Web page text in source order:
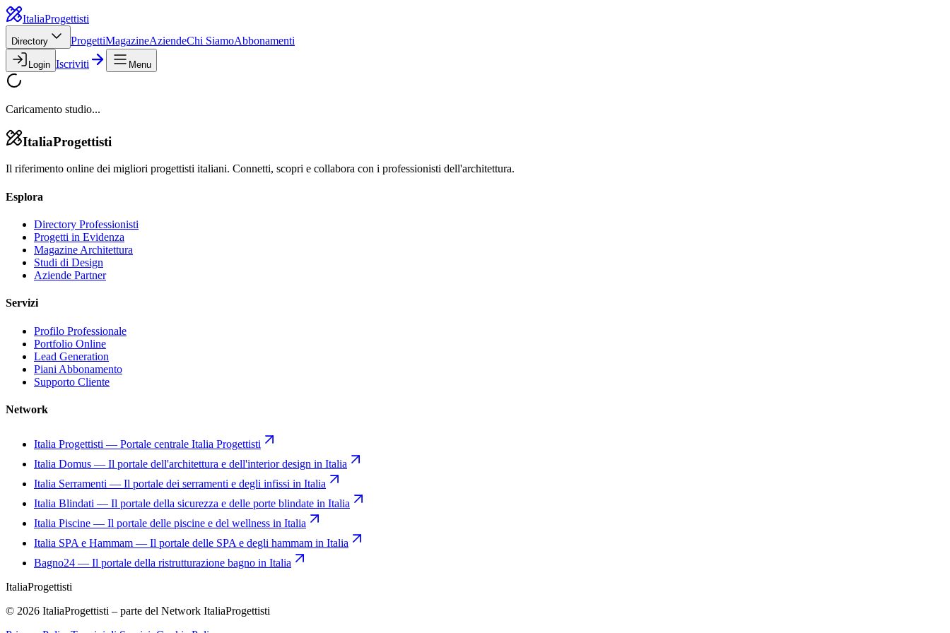
ItaliaProgettisti
Directory ProgettiMagazineAziendeChi SiamoAbbonamenti
Login Iscriviti Menu
Caricamento studio...
ItaliaProgettisti
Il riferimento online dei migliori progettisti italiani. Connetti, scopri e collabora con i professionisti dell'architettura.
Esplora
Directory Professionisti
Progetti in Evidenza
Magazine Architettura
Studi di Design
Aziende Partner
Servizi
Profilo Professionale
Portfolio Online
Lead Generation
Piani Abbonamento
Supporto Cliente
Network
Italia Progettisti — Portale centrale Italia Progettisti
Italia Domus — Il portale dell'architettura e dell'interior design in Italia
Italia Serramenti — Il portale dei serramenti e degli infissi in Italia
Italia Blindati — Il portale della sicurezza e delle porte blindate in Italia
Italia Piscine — Il portale delle piscine e del wellness in Italia
Italia SPA e Hammam — Il portale delle SPA e degli hammam in Italia
Bagno24 — Il portale della ristrutturazione bagno in Italia
ItaliaProgettisti
© 2026 ItaliaProgettisti – parte del Network ItaliaProgettisti